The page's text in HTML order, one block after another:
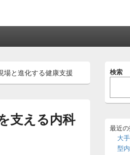
場と進化する健康支援
支える内科
イ
イ
ー
検索
最近
大
型